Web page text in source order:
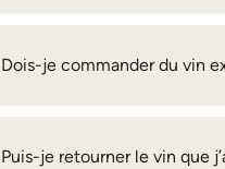
Dois-je commander du vin
Puis-je retourner le vin que